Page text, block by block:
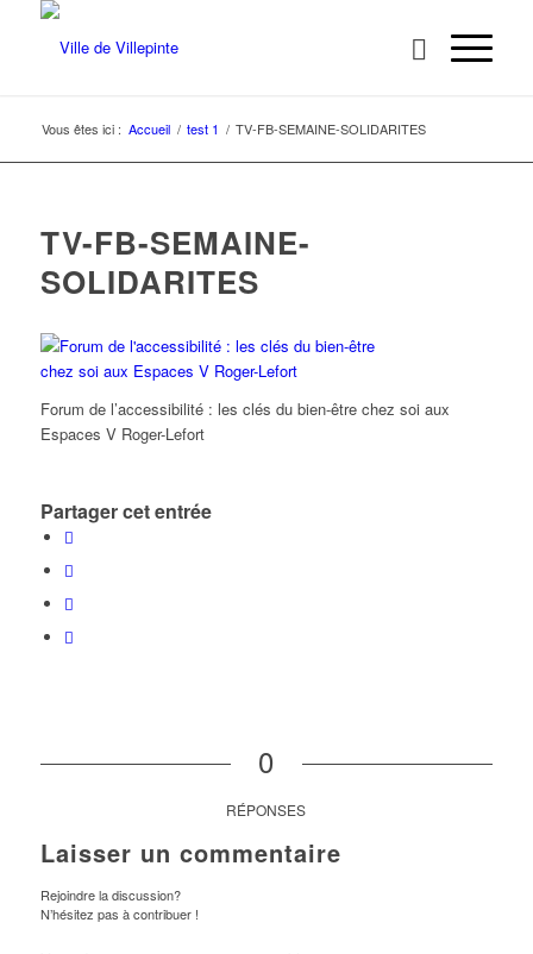
Vous êtes ici : Accueil / test 1 / TV-FB-SEMAINE-SOLIDARITES
TV-FB-SEMAINE-
SOLIDARITES
Forum de l’accessibilité : les clés du bien-être chez soi aux
Espaces V Roger-Lefort
Partager cet entrée
0
RÉPONSES
Laisser un commentaire
Rejoindre la discussion?
N’hésitez pas à contribuer !